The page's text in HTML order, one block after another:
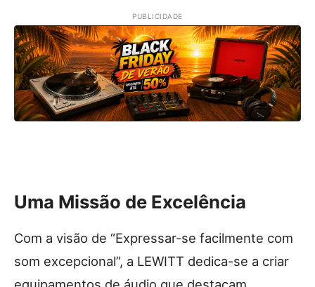
PUBLICIDADE
Uma Missão de Excelência
Com a visão de “Expressar-se facilmente com
som excepcional”, a LEWITT dedica-se a criar